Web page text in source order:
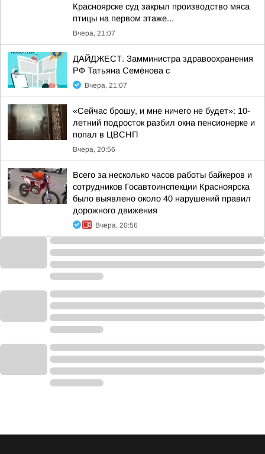
Красноярске суд закрыл производство мяса
птицы на первом этаже...
Вчера, 21:07
ДАЙДЖЕСТ. Замминистра здравоохранения
РФ Татьяна Семёнова с
Вчера, 21:07
«Сейчас брошу, и мне ничего не будет»: 10-
летний подросток разбил окна пенсионерке и
попал в ЦВСНП
Вчера, 20:56
Всего за несколько часов работы байкеров и
сотрудников Госавтоинспекции Красноярска
было выявлено около 40 нарушений правил
дорожного движения
Вчера, 20:56